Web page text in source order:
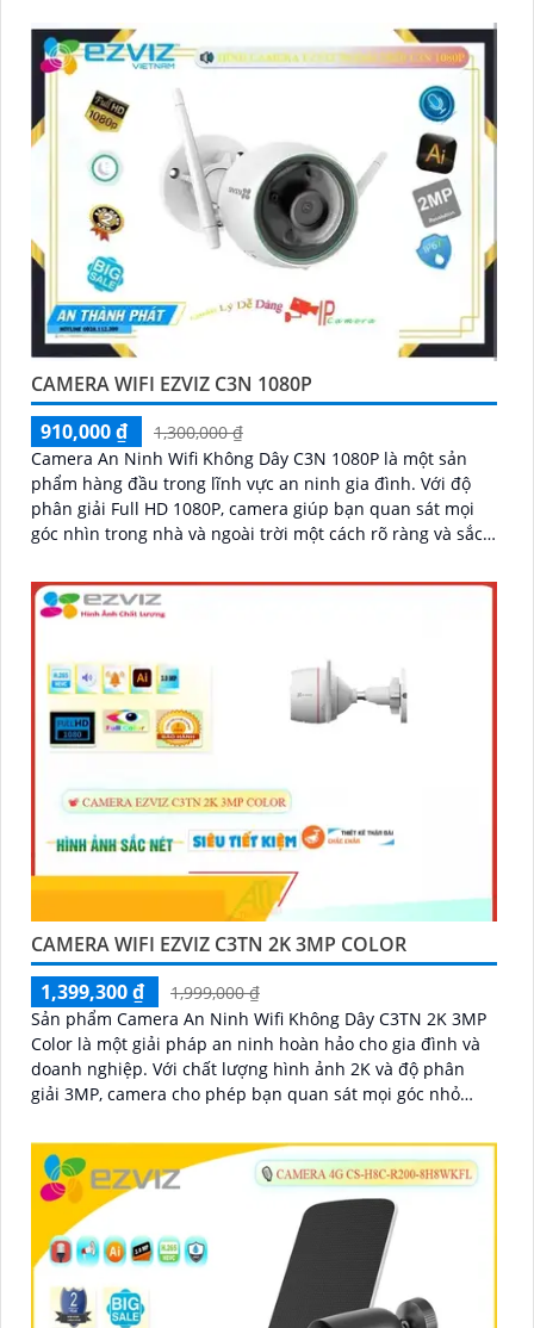
CAMERA WIFI EZVIZ C3N 1080P
910,000 ₫
1,300,000 ₫
Camera An Ninh Wifi Không Dây C3N 1080P là một sản
phẩm hàng đầu trong lĩnh vực an ninh gia đình. Với độ
phân giải Full HD 1080P, camera giúp bạn quan sát mọi
góc nhìn trong nhà và ngoài trời một cách rõ ràng và sắc
CAMERA WIFI EZVIZ C3TN 2K 3MP COLOR
1,399,300 ₫
1,999,000 ₫
Sản phẩm Camera An Ninh Wifi Không Dây C3TN 2K 3MP
Color là một giải pháp an ninh hoàn hảo cho gia đình và
doanh nghiệp. Với chất lượng hình ảnh 2K và độ phân
giải 3MP, camera cho phép bạn quan sát mọi góc nhỏ